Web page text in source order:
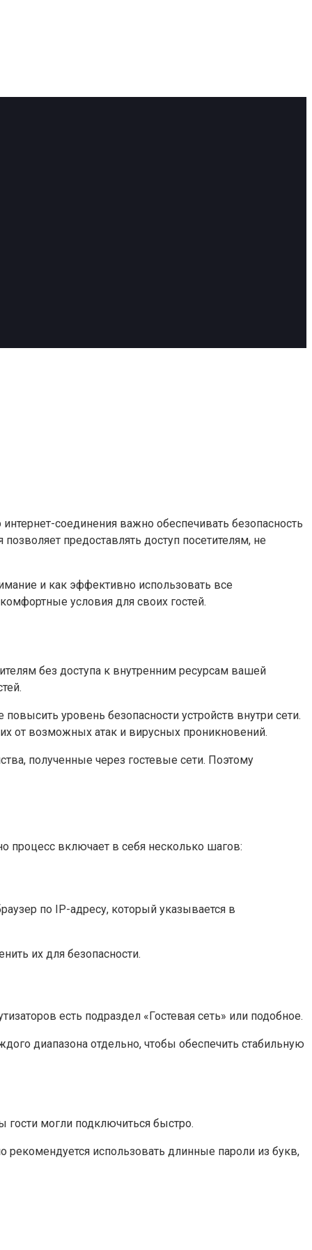
соединения важно обеспечивать безопасность
предоставлять доступ посетителям, не
и как эффективно использовать все
условия для своих гостей.
без доступа к внутренним ресурсам вашей
уровень безопасности устройств внутри сети.
от возможных атак и вирусных проникновений.
полученные через гостевые сети. Поэтому
процесс включает в себя несколько шагов:
по IP-адресу, который указывается в
их для безопасности.
есть подраздел «Гостевая сеть» или подобное.
диапазона отдельно, чтобы обеспечить стабильную
гости могли подключиться быстро.
использовать длинные пароли из букв,